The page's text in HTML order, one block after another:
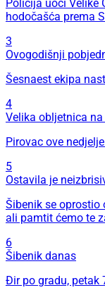
Policija uoči Velike
hodočašća prema
3
Ovogodišnji
Šesnaest ekipa
4
Velika obljetnica na
Pirovac ove
5
Ostavila je
Šibenik se oprostio
ali pamtit ćemo te
6
Šibenik danas
Đir po gradu, petak